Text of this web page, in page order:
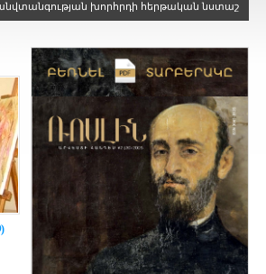
խորհրդի հերթական նստաշրջանը